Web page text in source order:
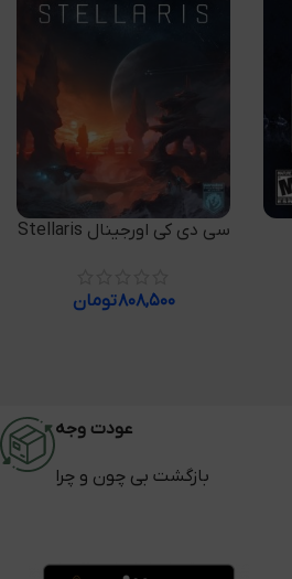
افزودن به سبد خرید
سی دی کی اورجینال Stellaris
۸۰۸,۵۰۰تومان
عودت وجه
بازگشت بی چون و چرا